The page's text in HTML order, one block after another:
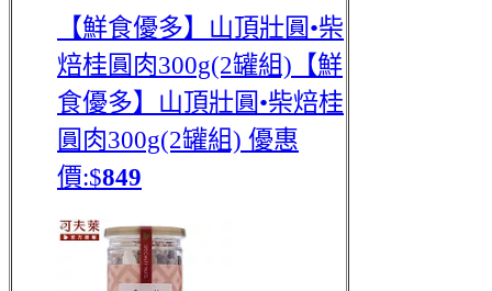
【鮮食優多】山頂壯圓•柴
焙桂圓肉300g(2罐組) 【鮮
食優多】山頂壯圓•柴焙桂
圓肉300g(2罐組) 優惠
價:$849